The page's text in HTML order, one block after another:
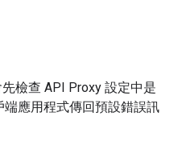
檢查 API Proxy 設定中是
應用程式傳回預設錯誤訊